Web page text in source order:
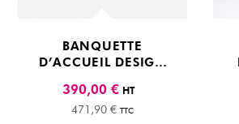
BANQUETTE
D’ACCUEIL DESIGN
390,00 € HT
471,90 € TTC